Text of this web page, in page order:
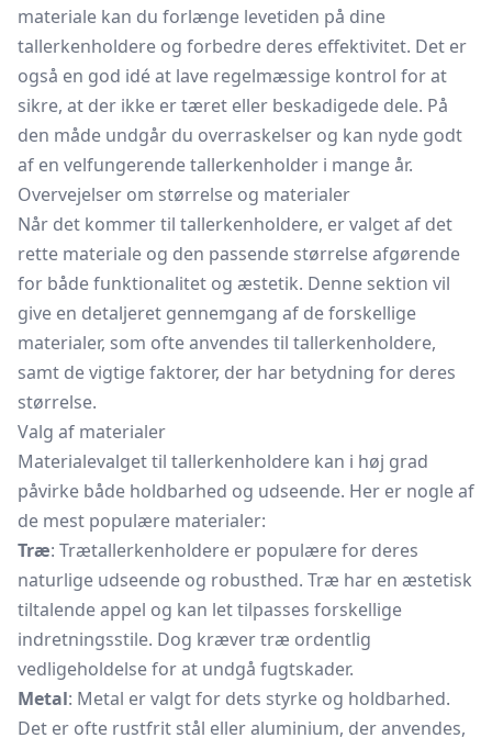
materiale kan du forlænge levetiden på dine
tallerkenholdere og forbedre deres effektivitet. Det er
også en god idé at lave regelmæssige kontrol for at
sikre, at der ikke er tæret eller beskadigede dele. På
den måde undgår du overraskelser og kan nyde godt
af en velfungerende tallerkenholder i mange år.
Overvejelser om størrelse og materialer
Når det kommer til tallerkenholdere, er valget af det
rette materiale og den passende størrelse afgørende
for både funktionalitet og æstetik. Denne sektion vil
give en detaljeret gennemgang af de forskellige
materialer, som ofte anvendes til tallerkenholdere,
samt de vigtige faktorer, der har betydning for deres
størrelse.
Valg af materialer
Materialevalget til tallerkenholdere kan i høj grad
påvirke både holdbarhed og udseende. Her er nogle af
de mest populære materialer:
Træ: Trætallerkenholdere er populære for deres
naturlige udseende og robusthed. Træ har en æstetisk
tiltalende appel og kan let tilpasses forskellige
indretningsstile. Dog kræver træ ordentlig
vedligeholdelse for at undgå fugtskader.
Metal: Metal er valgt for dets styrke og holdbarhed.
Det er ofte rustfrit stål eller aluminium, der anvendes,